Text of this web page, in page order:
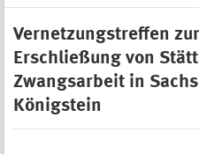
Vernetzungstreffen
Erschließung von
Zwangsarbeit in
Königstein